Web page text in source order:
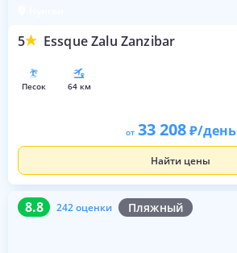
5 Essque Zalu Zanzibar
песок 64 км
от 33 208 /день
Найти цены
8.8 242 оценки Пляжный
8.8 242 оценки